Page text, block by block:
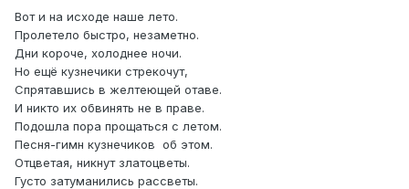
Вот и на исходе наше лето.
Пролетело быстро, незаметно.
Дни короче, холоднее ночи.
Но ещё кузнечики стрекочут,
Спрятавшись в желтеющей отаве.
И никто их обвинять не в праве.
Подошла пора прощаться с летом.
Песня-гимн кузнечиков об этом.
Отцветая, никнут златоцветы.
Густо затуманились рассветы.